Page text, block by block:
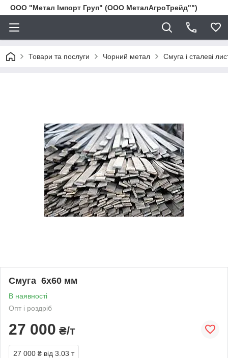
ООО "Метал Імпорт Груп" (ООО МеталАгроТрейд"")
Товари та послуги Чорний метал Смуга і сталеві
Смуга 6х60 мм
В наявності
Опт і роздріб
27 000 ₴/т
27 000 ₴ від 3.03 т